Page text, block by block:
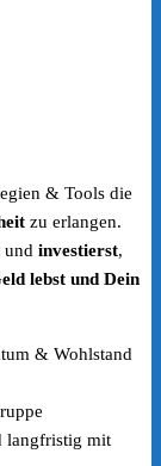
& Tools die
zu erlangen.
und investierst,
lebst und Dein
& Wohlstand
langfristig mit